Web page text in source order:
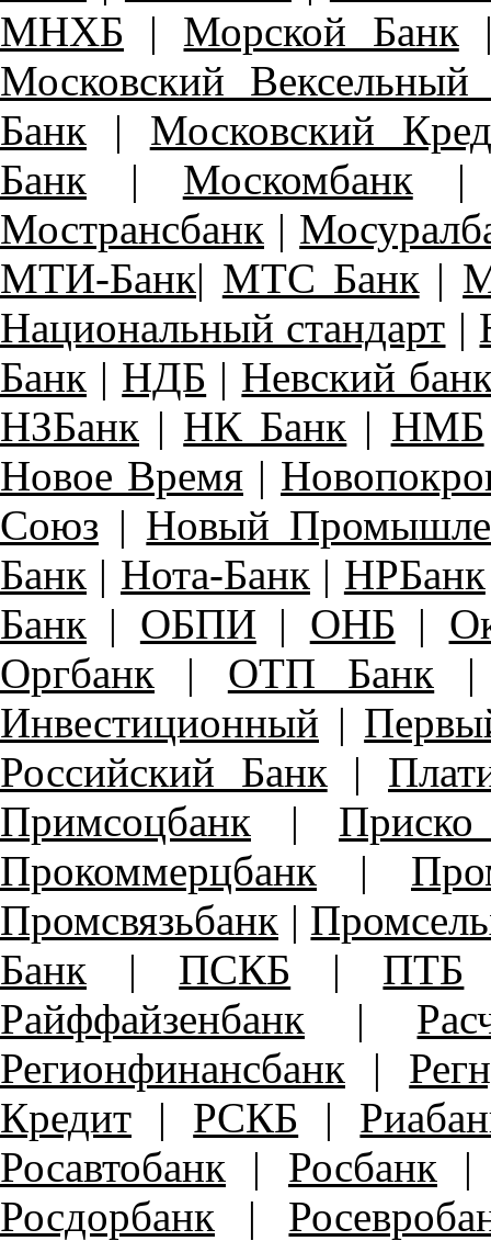
МНХБ | Морской Банк
Московский Вексельный
Банк | Московский
Банк | Москомбанк
Мострансбанк |
МТИ-Банк| МТС Банк |
Национальный стандарт |
Банк | НДБ | Невский
НЗБанк | НК Банк | НМБ
Новое Время |
Союз | Новый
Банк | Нота-Банк | НРБанк
Банк | ОБПИ | ОНБ |
Оргбанк | ОТП Банк
Инвестиционный |
Российский Банк |
Примсоцбанк |
Прокоммерцбанк |
Промсвязьбанк |
Банк | ПСКБ | ПТБ
Райффайзенбанк |
Регионфинансбанк |
Кредит | РСКБ |
Росавтобанк | Росбанк
Росдорбанк |